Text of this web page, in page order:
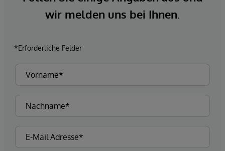
wir melden uns bei Ihnen.
*Erforderliche Felder